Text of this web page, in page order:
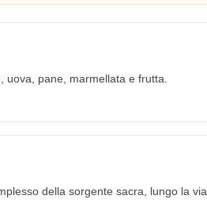
pane, marmellata e frutta.
della sorgente sacra, lungo la